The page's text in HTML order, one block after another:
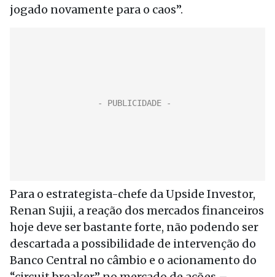
jogado novamente para o caos”.
Para o estrategista-chefe da Upside Investor,
Renan Sujii, a reação dos mercados financeiros
hoje deve ser bastante forte, não podendo ser
descartada a possibilidade de intervenção do
Banco Central no câmbio e o acionamento do